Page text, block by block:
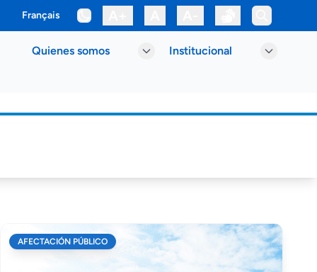
Français
Quienes somos Institucional
AFECTACIÓN PÚBLICO